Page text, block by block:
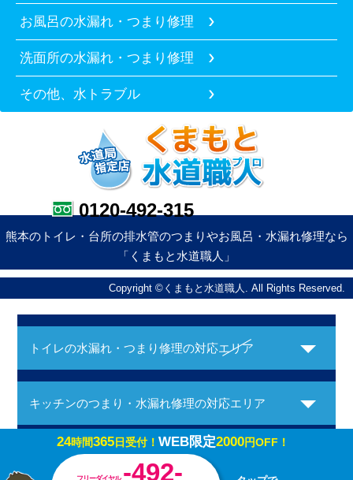
お風呂の水漏れ・つまり修理
洗面所の水漏れ・つまり修理
その他、水トラブル
0120-492-315
熊本のトイレ・台所の排水管のつまりやお風呂・水漏れ修理なら
「くまもと水道職人」
Copyright ©くまもと水道職人. All Rights Reserved.
トイレの水漏れ・つまり修理の対応エリア
キッチンのつまり・水漏れ修理の対応エリア
お風呂の水漏れ・つまり修理の対応エリア
24時間365日受付！ WEB限定2000円OFF！
フリーダイヤル -492-